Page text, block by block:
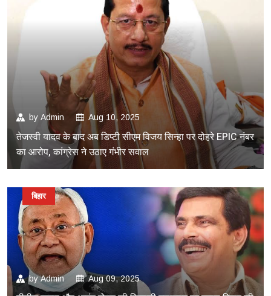
by Admin Aug 10, 2025
तेजस्वी यादव के बाद अब डिप्टी सीएम विजय सिन्हा पर दोहरे EPIC नंबर
का आरोप, कांग्रेस ने उठाए गंभीर सवाल
byAdmin Aug 09, 2025
बिहार